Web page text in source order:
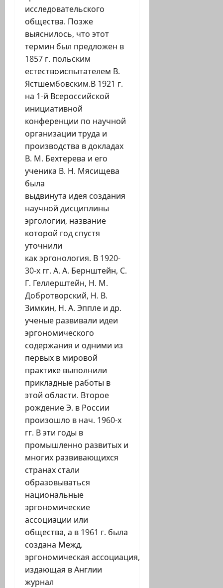
исследовательского
общества. Позже
выяснилось, что этот
термин был предложен в
1857 г. польским
естествоиспытателем В.
Ястшембовским.В 1921 г.
на 1-й Всероссийской
инициативной
конференции по научной
организации труда и
производства в докладах
В. М. Бехтерева и его
ученика В. Н. Мясищева
была
выдвинута идея создания
научной дисциплины
эргологии, название
которой год спустя
уточнили
как эргонология. В 1920-
30-х гг. А. А. Бернштейн, С.
Г. Геллерштейн, Н. М.
Добротворский, Н. В.
Зимкин, Н. А. Эппле и др.
ученые развивали идеи
эргономического
содержания и одними из
первых в мировой
практике выполнили
прикладные работы в
этой области. Второе
рождение Э. в России
произошло в нач. 1960-х
гг. В эти годы в
промышленно развитых и
многих развивающихся
странах стали
образовываться
национальные
эргономические
ассоциации или
общества, а в 1961 г. была
создана Межд.
эргономическая ассоциация,
издающая в Англии
журнал